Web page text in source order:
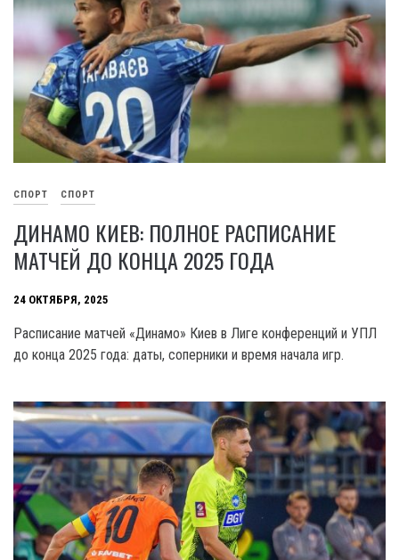
СПОРТ СПОРТ
ДИНАМО КИЕВ: ПОЛНОЕ РАСПИСАНИЕ
МАТЧЕЙ ДО КОНЦА 2025 ГОДА
24 ОКТЯБРЯ, 2025
Расписание матчей «Динамо» Киев в Лиге конференций и УПЛ
до конца 2025 года: даты, соперники и время начала игр.